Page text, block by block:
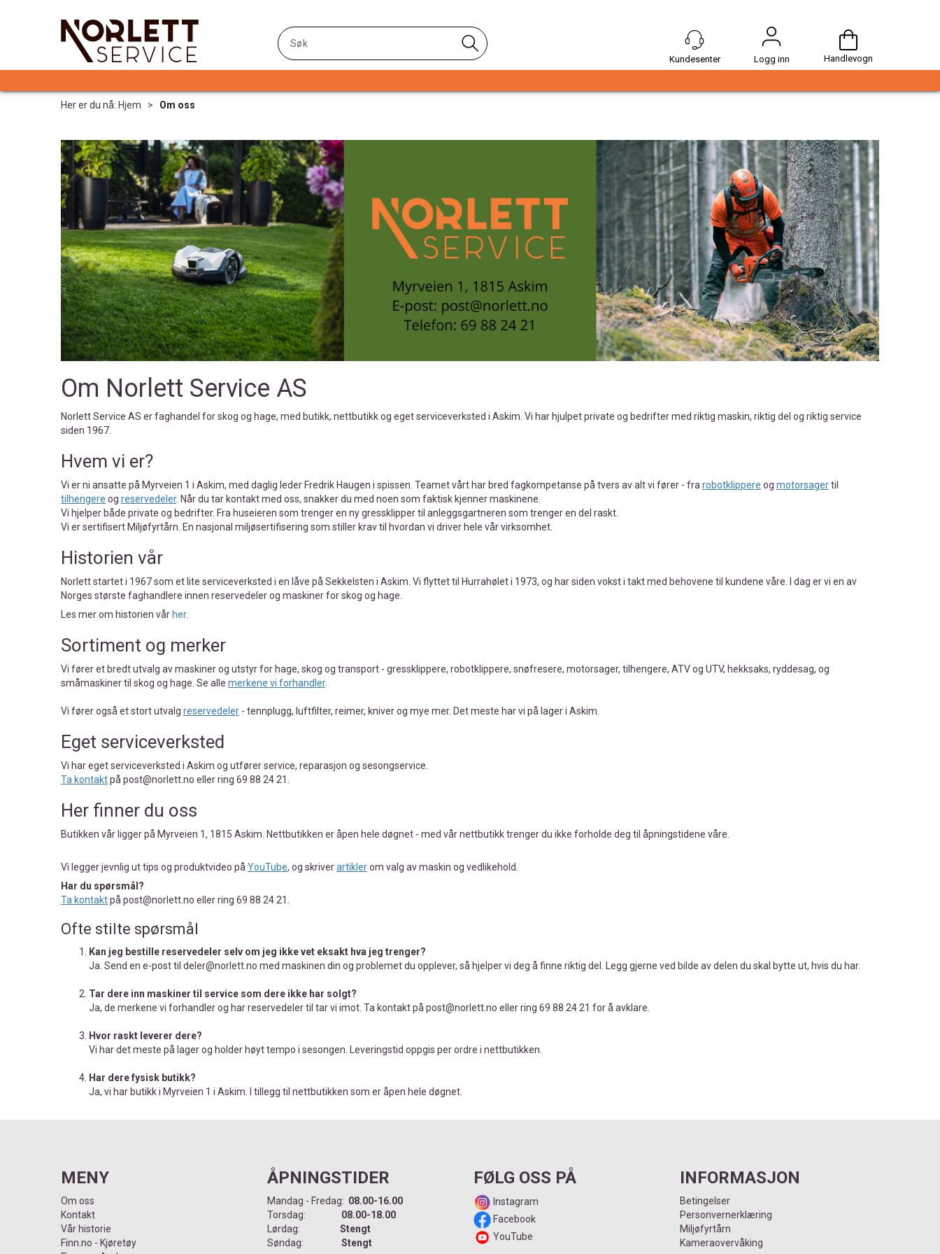
Logg inn Handlevogn
Her er du nå: Hjem > Om oss
Om Norlett Service AS
Norlett Service AS er faghandel for skog og hage, med butikk, nettbutikk og eget serviceverksted i Askim. Vi har hjulpet private og bedrifter med riktig maskin, riktig del og riktig service
siden 1967.
Hvem vi er?
Vi er ni ansatte på Myrveien 1 i Askim, med daglig leder Fredrik Haugen i spissen. Teamet vårt har bred fagkompetanse på tvers av alt vi fører - frarobotklippere og motorsagertil
tilhengere og reservedeler. Når du tar kontakt med oss, snakker du med noen som faktisk kjenner maskinene.
Vi hjelper både private og bedrifter. Fra huseieren som trenger en ny gressklipper til anleggsgartneren som trenger en del raskt.
Vi er sertifisert Miljøfyrtårn. En nasjonal miljøsertifisering som stiller krav til hvordan vi driver hele vår virksomhet.
Historien vår
Norlett startet i 1967 som et lite serviceverksted i en låve på Sekkelsten i Askim. Vi flyttet til Hurrahølet i 1973, og har siden vokst i takt med behovene til kundene våre. I dag er vi en av
Norges største faghandlere innen reservedeler og maskiner for skog og hage.
Les mer om historien vår her.
Sortiment og merker
Vi fører et bredt utvalg av maskiner og utstyr for hage, skog og transport - gressklippere, robotklippere, snøfresere, motorsager, tilhengere, ATV og UTV, hekksaks, ryddesag, og
småmaskiner til skog og hage. Se alle merkene vi forhandler.
Vi fører også et stort utvalg reservedeler - tennplugg, luftfilter, reimer, kniver og mye mer. Det meste har vi på lager i Askim.
Eget serviceverksted
Vi har eget serviceverksted i Askim og utfører service, reparasjon og sesongservice.
Ta kontaktpå post@norlett.no eller ring 69 88 24 21.
Her finner du oss
Butikken vår ligger på Myrveien 1, 1815 Askim. Nettbutikken er åpen hele døgnet - med vår nettbutikk trenger du ikke forholde deg til åpningstidene våre.
Vi legger jevnlig ut tips og produktvideo påYouTube, og skriverartiklerom valg av maskin og vedlikehold.
Har du spørsmål?
Ta kontaktpå post@norlett.no eller ring 69 88 24 21.
Ofte stilte spørsmål
Kan jeg bestille reservedeler selv om jeg ikke vet eksakt hva jeg trenger?
Ja. Send en e-post til deler@norlett.no med maskinen din og problemet du opplever, så hjelper vi deg å finne riktig del. Legg gjerne ved bilde av delen du skal bytte ut, hvis du har.
Tar dere inn maskiner til service som dere ikke har solgt?
Ja, de merkene vi forhandler og har reservedeler til tar vi imot. Ta kontakt på post@norlett.no eller ring 69 88 24 21 for å avklare.
Hvor raskt leverer dere?
Vi har det meste på lager og holder høyt tempo i sesongen. Leveringstid oppgis per ordre i nettbutikken.
Har dere fysisk butikk?
Ja, vi har butikk i Myrveien 1 i Askim. I tillegg til nettbutikken som er åpen hele døgnet.
MENY
Om oss
Kontakt
Vår historie
Finn.no - Kjøretøy
ÅPNINGSTIDER
Mandag - Fredag: 08.00-16.00
Torsdag: 08.00-18.00
Lørdag: Stengt
Søndag: Stengt
FØLG OSS PÅ
Instagram
Facebook
YouTube
INFORMASJON
Betingelser
Personvernerklæring
Miljøfyrtårn
Kameraovervåking